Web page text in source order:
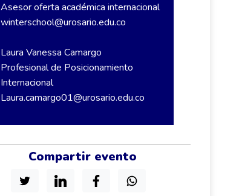
Asesor oferta académica internacional
winterschool@urosario.edu.co
Laura Vanessa Camargo
Profesional de Posicionamiento
Internacional
Laura.camargo01@urosario.edu.co
Compartir evento